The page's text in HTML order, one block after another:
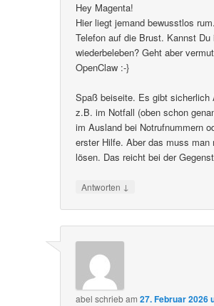
Hey Magenta!
Hier liegt jemand bewusstlos
Telefon auf die Brust. Kannst Du
wiederbeleben? Geht aber
OpenClaw :-}
Spaß beiseite. Es gibt sicherlich
z.B. im Notfall (oben schon
im Ausland bei Notrufnummern
erster Hilfe. Aber das muss man
lösen. Das reicht bei der
Antworten ↓
abel schriebam27. Februar 2026